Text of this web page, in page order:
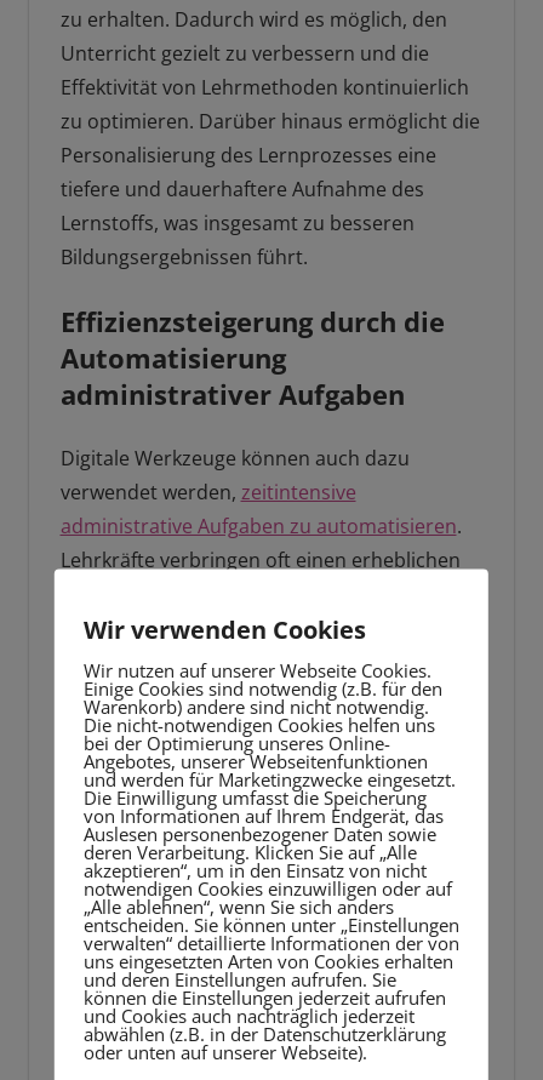
zu erhalten. Dadurch wird es möglich, den
Unterricht gezielt zu verbessern und die
Effektivität von Lehrmethoden kontinuierlich
zu optimieren. Darüber hinaus ermöglicht die
Personalisierung des Lernprozesses eine
tiefere und dauerhaftere Aufnahme des
Lernstoffs, was insgesamt zu besseren
Bildungsergebnissen führt.
Effizienzsteigerung durch die
Automatisierung
administrativer Aufgaben
Digitale Werkzeuge können auch dazu
verwendet werden, zeitintensive
administrative Aufgaben zu automatisieren.
Lehrkräfte verbringen oft einen erheblichen
Kursmaterialien, der Bewertung von Aufgaben
und der Verwaltung von Schülerdaten. Durch
den Einsatz von Management-Systemen
können viele dieser Prozesse vereinfacht und
automatisiert werden, was Lehrkräften mehr
Zeit gibt, sich auf den Unterricht selbst zu
konzentrieren.
Solche Systeme können auch dazu beitragen,
die Kommunikation zwischen Lehrern,
Schülern und Eltern zu verbessern.
Automatische Benachrichtigungen über
anstehende Aufgaben, Termine und
Bewertungen stellen sicher, dass alle
Wir verwenden Cookies
Wir nutzen auf unserer Webseite Cookies.
Einige Cookies sind notwendig (z.B. für den
Warenkorb) andere sind nicht notwendig.
Die nicht-notwendigen Cookies helfen uns
bei der Optimierung unseres Online-
Angebotes, unserer Webseitenfunktionen
und werden für Marketingzwecke eingesetzt.
Die Einwilligung umfasst die Speicherung
von Informationen auf Ihrem Endgerät, das
Auslesen personenbezogener Daten sowie
deren Verarbeitung. Klicken Sie auf „Alle
akzeptieren“, um in den Einsatz von nicht
notwendigen Cookies einzuwilligen oder auf
„Alle ablehnen“, wenn Sie sich anders
entscheiden. Sie können unter „Einstellungen
verwalten“ detaillierte Informationen der von
uns eingesetzten Arten von Cookies erhalten
und deren Einstellungen aufrufen. Sie
können die Einstellungen jederzeit aufrufen
und Cookies auch nachträglich jederzeit
abwählen (z.B. in der Datenschutzerklärung
oder unten auf unserer Webseite).